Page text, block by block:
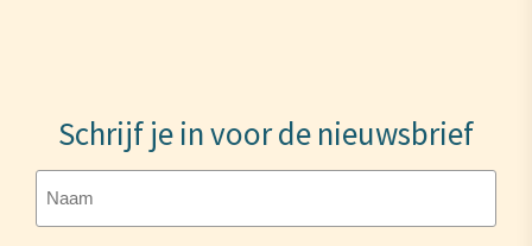
Schrijf je in voor de nieuwsbrief